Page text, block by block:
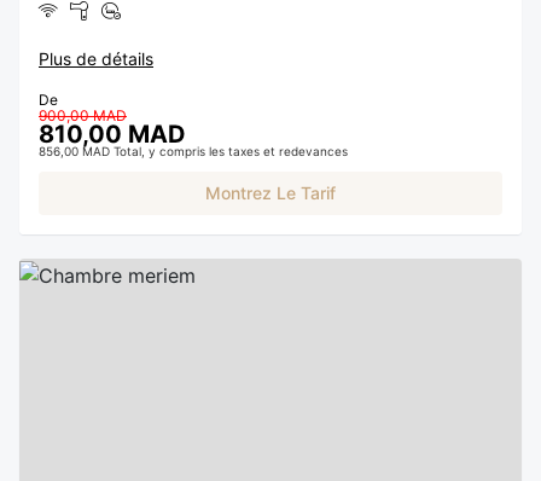
Plus de détails
De
900,00 MAD
810,00 MAD
856,00 MAD Total, y compris les taxes et redevances
Montrez Le Tarif